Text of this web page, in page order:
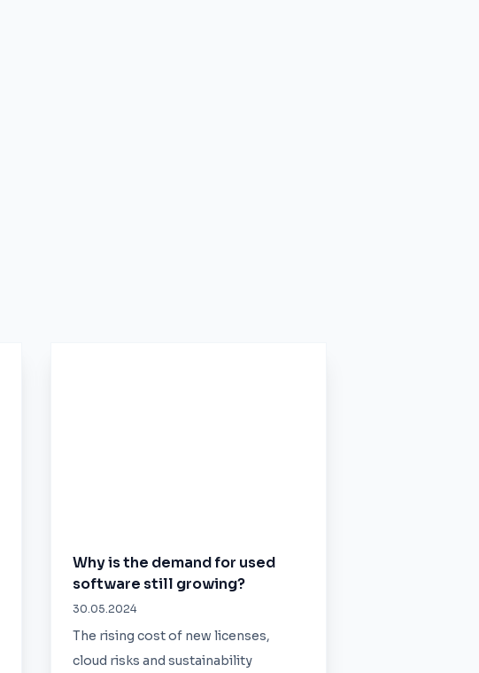
Why is the demand for used
software still growing?
30.05.2024
The rising cost of new licenses,
cloud risks and sustainability